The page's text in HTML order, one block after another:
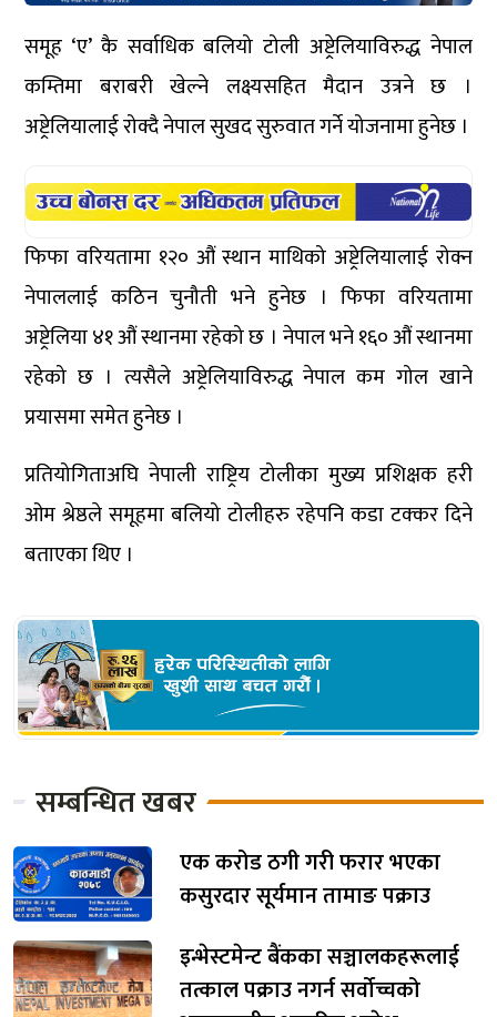
समूह ‘ए’ कै सर्वाधिक बलियो टोली अष्ट्रेलियाविरुद्ध नेपाल
कम्तिमा बराबरी खेल्ने लक्ष्यसहित मैदान उत्रने छ ।
अष्ट्रेलियालाई रोक्दै नेपाल सुखद सुरुवात गर्ने योजनामा हुनेछ ।
फिफा वरियतामा १२० औं स्थान माथिको अष्ट्रेलियालाई रोक्न
नेपाललाई कठिन चुनौती भने हुनेछ । फिफा वरियतामा
अष्ट्रेलिया ४१ औं स्थानमा रहेको छ । नेपाल भने १६० औं स्थानमा
रहेको छ । त्यसैले अष्ट्रेलियाविरुद्ध नेपाल कम गोल खाने
प्रयासमा समेत हुनेछ ।
प्रतियोगिताअघि नेपाली राष्ट्रिय टोलीका मुख्य प्रशिक्षक हरी
ओम श्रेष्ठले समूहमा बलियो टोलीहरु रहेपनि कडा टक्कर दिने
बताएका थिए ।
सम्बन्धित खबर
एक करोड ठगी गरी फरार भएका
कसुरदार सूर्यमान तामाङ पक्राउ
इन्भेस्टमेन्ट बैंकका सञ्चालकहरूलाई
तत्काल पक्राउ नगर्न सर्वोच्चको